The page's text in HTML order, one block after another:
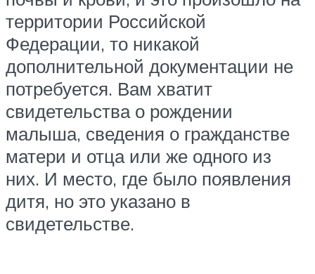
территории Российской
Федерации, то никакой
дополнительной документации не
потребуется. Вам хватит
свидетельства о рождении
малыша, сведения о гражданстве
матери и отца или же одного из
них. И место, где было появления
дитя, но это указано в
свидетельстве.